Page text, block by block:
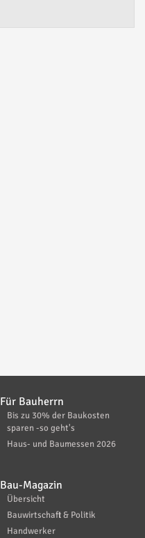
Für Bauherrn
Bis zu 30% der Baukosten
sparen -so geht's
Haus- und Baumessen 2026
Bau-Magazin
Übersicht
Bauwirtschaft & Politik
Handwerker